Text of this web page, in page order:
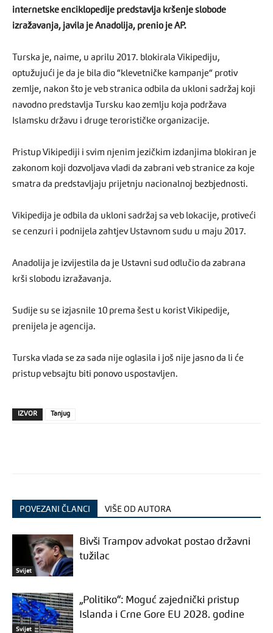
internetske enciklopedije predstavlja kršenje slobode
izražavanja, javila je Anadolija, prenio je AP.
Turska je, naime, u aprilu 2017. blokirala Vikipediju,
optužujući je da je bila dio “klevetničke kampanje“ protiv
zemlje, nakon što je veb stranica odbila da ukloni sadržaj koji
navodno predstavlja Tursku kao zemlju koja podržava
Islamsku državu i druge terorističke organizacije.
Pristup Vikipediji i svim njenim jezičkim izdanjima blokiran je
zakonom koji dozvoljava vladi da zabrani veb stranice za koje
smatra da predstavljaju prijetnju nacionalnoj bezbjednosti.
Vikipedija je odbila da ukloni sadržaj sa veb lokacije, protiveći
se cenzuri i podnijela zahtjev Ustavnom sudu u maju 2017.
Anadolija je izvijestila da je Ustavni sud odlučio da zabrana
krši slobodu izražavanja.
Sudije su se izjasnile 10 prema šest u korist Vikipedije,
prenijela je agencija.
Turska vlada se za sada nije oglasila i još nije jasno da li će
pristup vebsajtu biti ponovo uspostavljen.
IZVOR Tanjug
POVEZANI ČLANCI VIŠE OD AUTORA
Svijet
Bivši Trampov advokat postao državni
tužilac
Svijet
„Politiko“: Moguć zajednički pristup
Islanda i Crne Gore EU 2028. godine